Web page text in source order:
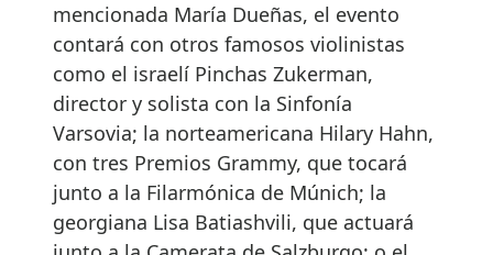
mencionada María Dueñas, el evento
contará con otros famosos violinistas
como el israelí Pinchas Zukerman,
director y solista con la Sinfonía
Varsovia; la norteamericana Hilary Hahn,
con tres Premios Grammy, que tocará
junto a la Filarmónica de Múnich; la
georgiana Lisa Batiashvili, que actuará